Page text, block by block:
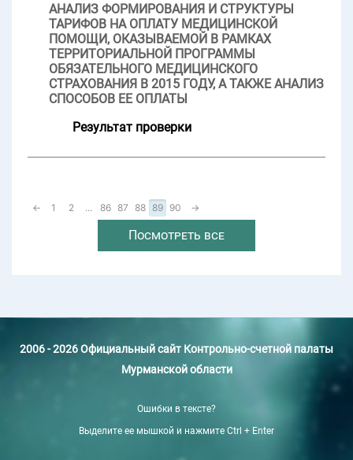
АНАЛИЗ ФОРМИРОВАНИЯ И СТРУКТУРЫ
ТАРИФОВ НА ОПЛАТУ МЕДИЦИНСКОЙ
ПОМОЩИ, ОКАЗЫВАЕМОЙ В РАМКАХ
ТЕРРИТОРИАЛЬНОЙ ПРОГРАММЫ
ОБЯЗАТЕЛЬНОГО МЕДИЦИНСКОГО
СТРАХОВАНИЯ В 2015 ГОДУ, А ТАКЖЕ АНАЛИЗ
СПОСОБОВ ЕЕ ОПЛАТЫ
Результат проверки
← 1 2 ... 86 87 88 89 90 →
Посмотреть все
2006 - 2026 Официальный сайт Контрольно-счетной палаты
Мурманской области
Ошибки в тексте?
Выделите ее мышкой и нажмите Ctrl + Enter